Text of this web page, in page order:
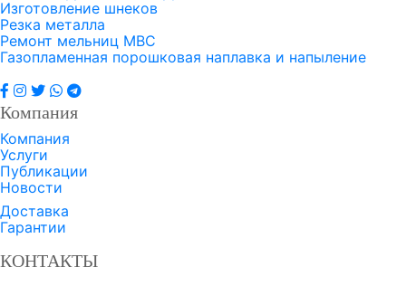
Изготовление шнеков
Резка металла
Ремонт мельниц МВС
Газопламенная порошковая наплавка и напыление
Компания
Компания
Услуги
Публикации
Новости
Доставка
Гарантии
КОНТАКТЫ